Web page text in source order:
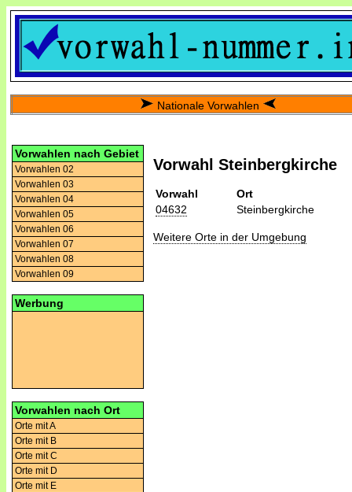
Nationale Vorwahlen
Vorwahlen nach Gebiet
Vorwahlen 02
Vorwahlen 03
Vorwahlen 04
Vorwahlen 05
Vorwahlen 06
Vorwahlen 07
Vorwahlen 08
Vorwahlen 09
Werbung
Vorwahlen nach Ort
Orte mit A
Orte mit B
Orte mit C
Orte mit D
Orte mit E
Vorwahl Steinbergkirche
Vorwahl
Ort
04632
Steinbergkirche
Weitere Orte in der Umgebung